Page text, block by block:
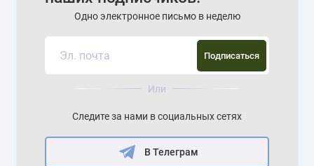
Одно электронное письмо в неделю
Подписаться
Или
Следите за нами в социальных сетях
В Телеграм